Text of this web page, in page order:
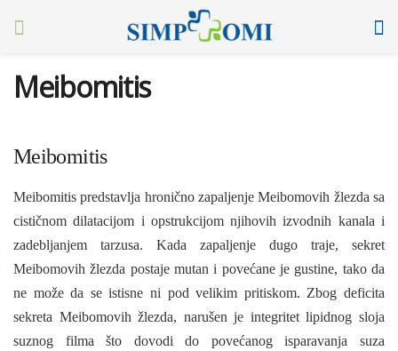
Meibomitis
Meibomitis
Meibomitis predstavlja hronično zapaljenje Meibomovih žlezda sa
cističnom dilatacijom i opstrukcijom njihovih izvodnih kanala i
zadebljanjem tarzusa. Kada zapaljenje dugo traje, sekret
Meibomovih žlezda postaje mutan i povećane je gustine, tako da
ne može da se istisne ni pod velikim pritiskom. Zbog deficita
sekre­ta Meibomovih žlezda, narušen je integritet lipidnog sloja
suznog filma što dovodi do povećanog isparavanja suza